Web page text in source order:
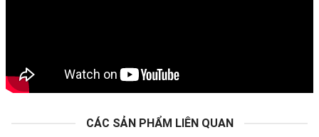
CÁC SẢN PHẨM LIÊN QUAN